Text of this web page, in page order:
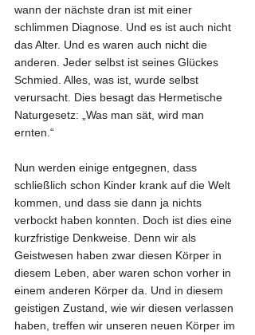
wann der nächste dran ist mit einer
schlimmen Diagnose. Und es ist auch nicht
das Alter. Und es waren auch nicht die
anderen. Jeder selbst ist seines Glückes
Schmied. Alles, was ist, wurde selbst
verursacht. Dies besagt das Hermetische
Naturgesetz: „Was man sät, wird man
ernten.“
Nun werden einige entgegnen, dass
schließlich schon Kinder krank auf die Welt
kommen, und dass sie dann ja nichts
verbockt haben konnten. Doch ist dies eine
kurzfristige Denkweise. Denn wir als
Geistwesen haben zwar diesen Körper in
diesem Leben, aber waren schon vorher in
einem anderen Körper da. Und in diesem
geistigen Zustand, wie wir diesen verlassen
haben, treffen wir unseren neuen Körper im